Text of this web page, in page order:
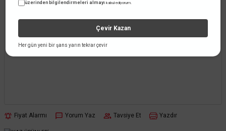
Fiyat Alarmı Yorum Yaz Tavsiye Et Yazdır
üzerinden bilgilendirmeleri almayı kabul ediyorum.
Çevir Kazan
Her gün yeni bir şans yarın tekrar çevir